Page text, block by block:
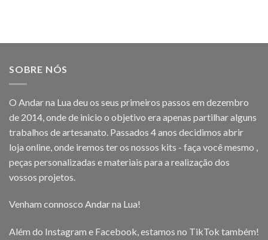
SOBRE NÓS
O Andar na Lua deu os seus primeiros passos em dezembro
de 2014, onde de inicio o objetivo era apenas partilhar alguns
trabalhos de artesanato. Passados 4 anos decidimos abrir
loja online, onde iremos ter os nossos kits - faça você mesmo ,
peças personalizadas e materiais para a realização dos
vossos projetos.
Venham connosco Andar na Lua!
Além do Instagram e Facebook, estamos no TikTok também!